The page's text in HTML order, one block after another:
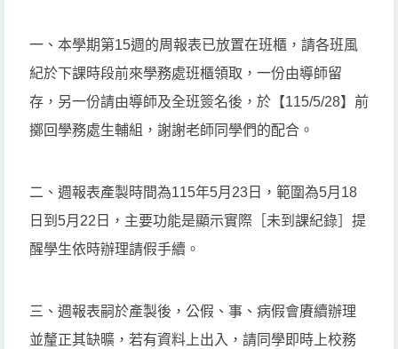
一、本學期第15週的周報表已放置在班櫃，請各班風
紀於下課時段前來學務處班櫃領取，一份由導師留
存，另一份請由導師及全班簽名後，於【115/5/28】前
擲回學務處生輔組，謝謝老師同學們的配合。
二、週報表產製時間為115年5月23日，範圍為5月18
日到5月22日，主要功能是顯示實際［未到課紀錄］提
醒學生依時辦理請假手續。
三、週報表嗣於產製後，公假、事、病假會賡續辦理
並釐正其缺曠，若有資料上出入，請同學即時上校務